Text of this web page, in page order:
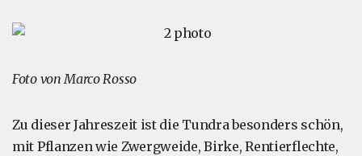
Foto von Marco Rosso
Zu dieser Jahreszeit ist die Tundra besonders schön,
mit Pflanzen wie Zwergweide, Birke, Rentierflechte,